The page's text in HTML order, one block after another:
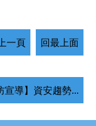
一頁 回最上面
宣導】資安趨勢...